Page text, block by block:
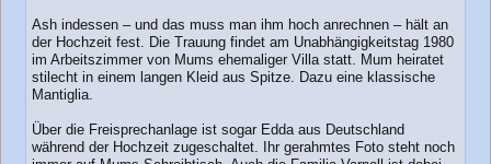
Ash indessen – und das muss man ihm hoch anrechnen – hält an
der Hochzeit fest. Die Trauung findet am Unabhängigkeitstag 1980
im Arbeitszimmer von Mums ehemaliger Villa statt. Mum heiratet
stilecht in einem langen Kleid aus Spitze. Dazu eine klassische
Mantiglia.
Über die Freisprechanlage ist sogar Edda aus Deutschland
während der Hochzeit zugeschaltet. Ihr gerahmtes Foto steht noch